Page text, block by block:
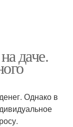
даче.
Однако в